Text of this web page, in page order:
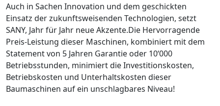
Auch in Sachen Innovation und dem geschickten
Einsatz der zukunftsweisenden Technologien, setzt
SANY, Jahr für Jahr neue Akzente.Die Hervorragende
Preis-Leistung dieser Maschinen, kombiniert mit dem
Statement von 5 Jahren Garantie oder 10‘000
Betriebsstunden, minimiert die Investitionskosten,
Betriebskosten und Unterhaltskosten dieser
Baumaschinen auf ein unschlagbares Niveau!